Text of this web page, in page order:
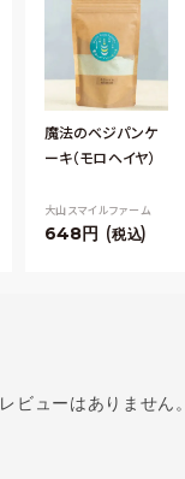
魔法のベジパンケ
ーキ（モロヘイヤ）
大山スマイルファーム
648 税込
レビューはありません。